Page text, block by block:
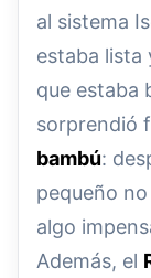
al sistema
estaba lista
que estaba
sorprendió
bambú:
pequeño
algo
Además, el